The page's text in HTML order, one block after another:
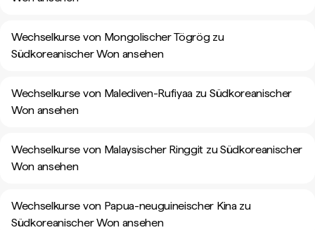
Wechselkurse von Mongolischer Tögrög zu
Südkoreanischer Won ansehen
Wechselkurse von Malediven-Rufiyaa zu Südkoreanischer
Won ansehen
Wechselkurse von Malaysischer Ringgit zu Südkoreanischer
Won ansehen
Wechselkurse von Papua-neuguineischer Kina zu
Südkoreanischer Won ansehen